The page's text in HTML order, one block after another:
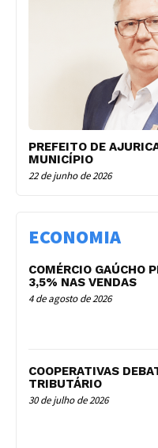
PREFEITO DE
MUNICÍPIO
22 de junho de 2026
ECONOMIA
COMÉRCIO GAÚCHO
3,5% NAS VENDAS
4 de agosto de 2026
COOPERATIVAS
TRIBUTÁRIO
30 de julho de 2026